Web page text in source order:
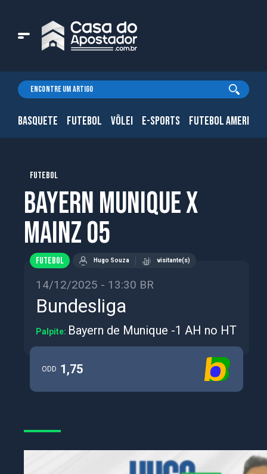
BASQUETE FUTEBOL VÔLEI E-SPORTS FUTEBOL
FUTEBOL
Bayern Munique x
Mainz 05
FUTEBOL Hugo Souza visitante(s)
14/12/2025 - 13:30 BR
Bundesliga
Palpite: Bayern de Munique -1 AH no HT
ODD 1,75